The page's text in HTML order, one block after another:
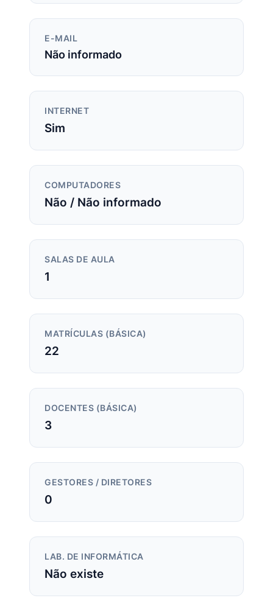
E-MAIL
Não informado
INTERNET
Sim
COMPUTADORES
Não / Não informado
SALAS DE AULA
1
MATRÍCULAS (BÁSICA)
22
DOCENTES (BÁSICA)
3
GESTORES / DIRETORES
0
LAB. DE INFORMÁTICA
Não existe